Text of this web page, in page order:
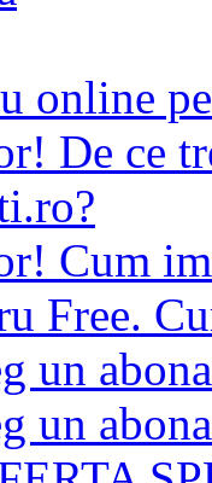
online
De ce
Cum
Free.
un
un